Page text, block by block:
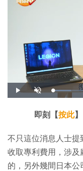
播
放
開
啟
載
入
:
1
1
%
即刻【按此
不只這位消息人士提
收取專利費用，涉及
的，另外幾間日本